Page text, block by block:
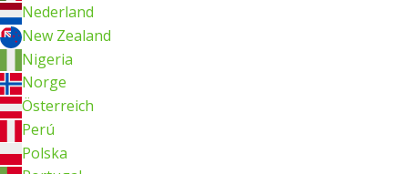
Nederland
New Zealand
Nigeria
Norge
Österreich
Perú
Polska